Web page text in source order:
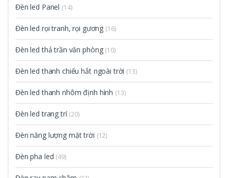
Đèn led Panel (14)
Đèn led rọi tranh, rọi gương (16)
Đèn led thả trần văn phòng (10)
Đèn led thanh chiếu hắt ngoài trời (13)
Đèn led thanh nhôm định hình (13)
Đèn led trang trí(20)
Đèn năng lượng mặt trời (12)
Đèn pha led (49)